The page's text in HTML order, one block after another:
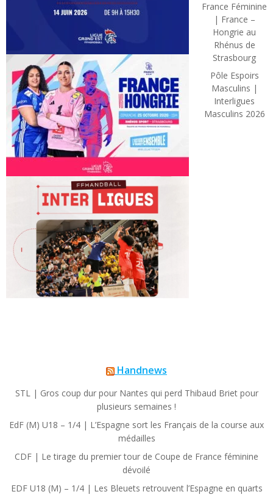
France Féminine
| France –
Hongrie au
Rhénus de
Strasbourg
Pôle Espoirs
Masculins |
Interligues
Masculins 2026
Handnews
STL | Gros coup dur pour Nantes qui perd Thibaud Briet pour
plusieurs semaines !
EdF (M) U18 – 1/4 | L’Espagne sort les Français de la course aux
médailles
CDF | Le tirage du premier tour de Coupe de France féminine
dévoilé
EDF U18 (M) – 1/4 | Les Bleuets retrouvent l’Espagne en quarts